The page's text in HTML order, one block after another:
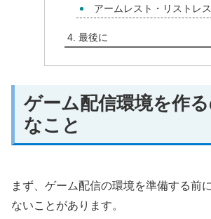
アームレスト・リストレ
最後に
ゲーム配信環境を作
なこと
まず、ゲーム配信の環境を準備する前
ないことがあります。